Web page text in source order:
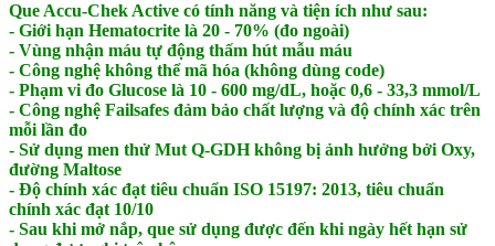
Que Accu-Chek Active có tính năng và tiện ích như sau:
- Giới hạn Hematocrite là 20 - 70% (đo ngoài)
- Vùng nhận máu tự động thấm hút mẫu máu
- Công nghệ không thể mã hóa (không dùng code)
- Phạm vi đo Glucose là 10 - 600 mg/dL, hoặc 0,6 - 33,3 mmol/L
- Công nghệ Failsafes đảm bảo chất lượng và độ chính xác trên
mỗi lần đo
- Sử dụng men thử Mut Q-GDH không bị ảnh hưởng bởi Oxy,
đường Maltose
- Độ chính xác đạt tiêu chuẩn ISO 15197: 2013, tiêu chuẩn
chính xác đạt 10/10
- Sau khi mở nắp, que sử dụng được đến khi ngày hết hạn sử